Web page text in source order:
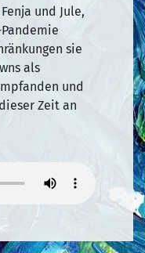
und Jule,
sie
als
und
Zeit an